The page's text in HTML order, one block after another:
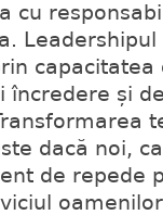
cu
capacitatea
încredere și
dacă noi,
de repede